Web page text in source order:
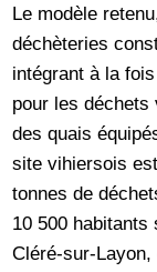
Le modèle
déchèteries
intégrant à la
pour les
des quais
site vihiersois
tonnes de
10 500
Cléré-sur-Layon,